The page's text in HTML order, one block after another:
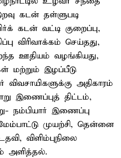
கடன் தள்ளுபடி
கடன் வட்டி குறைப்பு,
விரிவாக்கம் செய்தது,
ஊதியம் வழங்கியது,
மற்றும் இழப்பீடு
விவசாயிகளுக்கு அதிகாரம்
இணைப்புத் திட்டம்,
நம்பியார் இணைப்பு
முயற்சி, தென்னை
விளிம்புநிலை
அளித்தல்.